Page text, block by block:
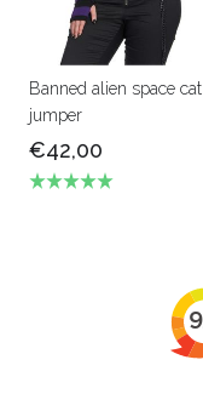
Banned alien space cat
jumper
€42,00